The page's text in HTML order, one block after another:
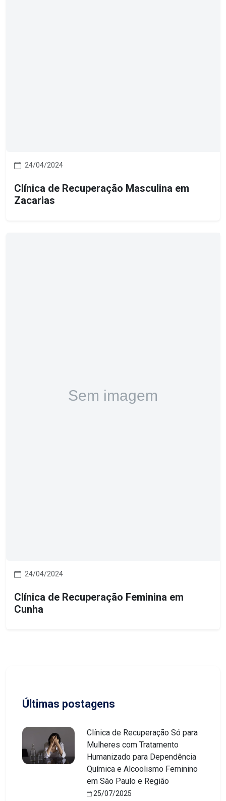
24/04/2024
Clínica de Recuperação Masculina em
Zacarias
24/04/2024
Clínica de Recuperação Feminina em
Cunha
Últimas postagens
Clínica de Recuperação Só para
Mulheres com Tratamento
Humanizado para Dependência
Química e Alcoolismo Feminino
em São Paulo e Região
25/07/2025